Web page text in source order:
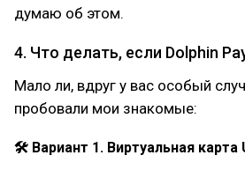
думаю об этом.
4. Что делать, если Dolphin
Мало ли, вдруг у вас особый
пробовали мои знакомые:
🛠 Вариант 1. Виртуальная карта